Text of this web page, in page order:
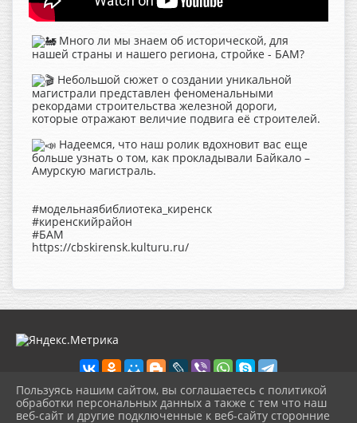
Много ли мы знаем об исторической, для
нашей страны и нашего региона, стройке - БАМ?
Небольшой сюжет о создании уникальной
магистрали представлен феноменальными
рекордами строительства железной дороги,
которые отражают величие подвига её строителей.
Надеемся, что наш ролик вдохновит вас еще
больше узнать о том, как прокладывали Байкало –
Амурскую магистраль.
#модельнаябиблиотека_киренск
#киренскийрайон
#БАМ
https://cbskirensk.kulturu.ru/
Пользуясь нашим сайтом, вы соглашаетесь с политикой
обработки персональных данных а также с тем что наш
веб-сайт и другие подключенные к веб-сайту сторонние